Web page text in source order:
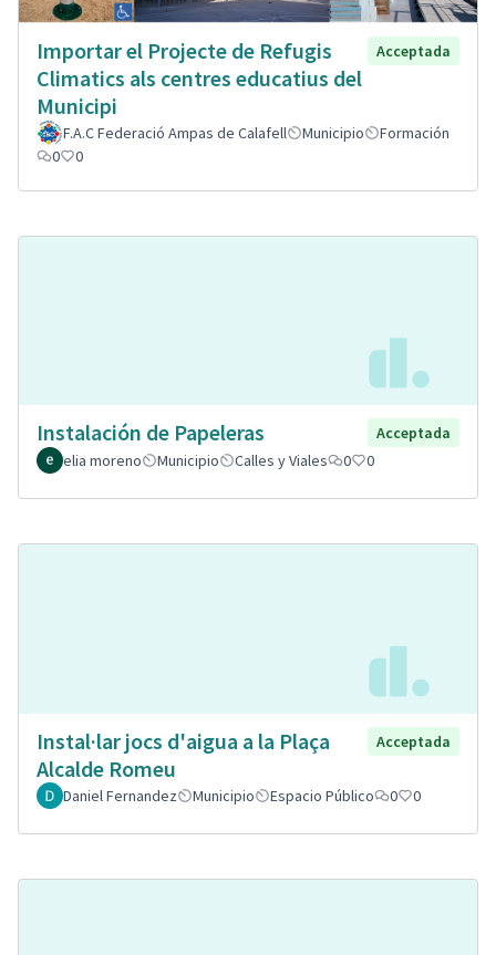
Importar el Projecte de Refugis
Climatics als centres educatius del
Municipi
Acceptada
F.A.C Federació Ampas de Calafell Municipio
Formación
0
0
Instalación de Papeleras
Acceptada
elia moreno
Municipio Calles y Viales 0 0
Instal·lar jocs d'aigua a la Plaça
Alcalde Romeu
Acceptada
Daniel Fernandez Municipio Espacio Público 0 0